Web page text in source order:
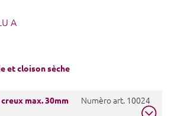
A
et cloison sèche
max. 30mm Numèro art. 10024